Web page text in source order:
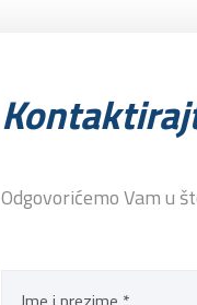
Odgovorićemo Vam u